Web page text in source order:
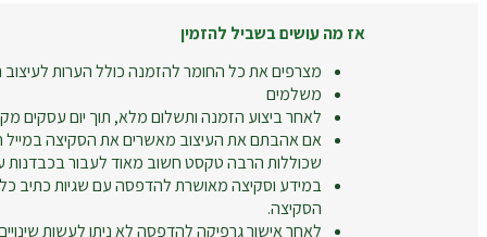
אז מה עושים בשביל להזמין
מצרפים את כל החומר להזמנה כולל הערות לעיצוב
משלמים
לאחר ביצוע הזמנה ותשלום מלא, תוך יום עסקים
אם אהבתם את העיצוב מאשרים את הסקיצה במייל
שכוללות הרבה טקסט חשוב מאוד לעבור בכבדנות
במידע וסקיצה מאושרת להדפסה עם שגיות כתיב
הסקיצה.
לאחר אישור גרפיקה להדפסה לא ניתן לעשות